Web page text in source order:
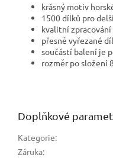
krásný motiv
1500 dílků pro
kvalitní
přesně vyřezané
součástí balení je
rozměr po složení
Doplňkové
Kategorie:
Záruka: